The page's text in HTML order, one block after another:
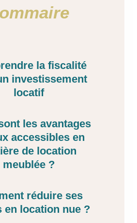
la fiscalité
investissement
locatif
les avantages
accessibles en
de location
meublée ?
réduire ses
en location nue ?